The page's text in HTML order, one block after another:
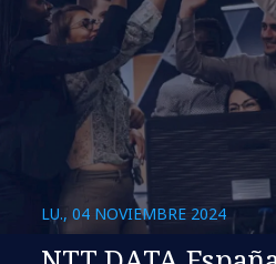
LU., 04 NOVIEMBRE 2024